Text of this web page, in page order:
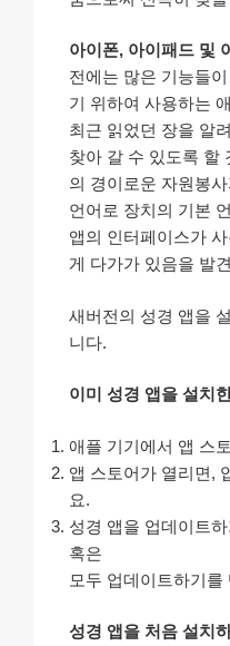
아이폰, 아이패드 및
전에는 많은 기능들
기 위하여 사용하는
최근 읽었던 장을 알
찾아 갈 수 있도록 할
의 경이로운 자원봉
언어로 장치의 기본
앱의 인터페이스가
게 다가가 있음을 발
새버전의 성경 앱을
니다.
이미 성경 앱을 설치
애플 기기에서 앱 스
앱 스토어가 열리면,
요.
성경 앱을 업데이트
혹은
모두 업데이트하기를
성경 앱을 처음 설치